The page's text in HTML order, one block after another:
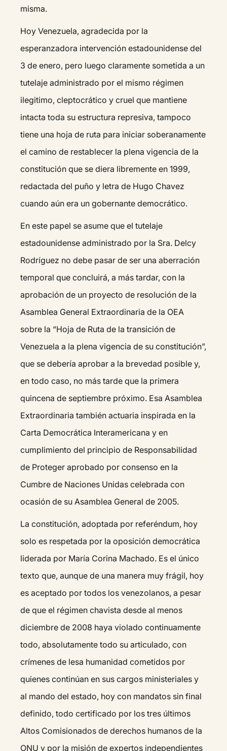
misma.
Hoy Venezuela, agradecida por la
esperanzadora intervención estadounidense del
3 de enero, pero luego claramente sometida a un
tutelaje administrado por el mismo régimen
ilegitimo, cleptocrático y cruel que mantiene
intacta toda su estructura represiva, tampoco
tiene una hoja de ruta para iniciar soberanamente
el camino de restablecer la plena vigencia de la
constitución que se diera libremente en 1999,
redactada del puño y letra de Hugo Chavez
cuando aún era un gobernante democrático.
En este papel se asume que el tutelaje
estadounidense administrado por la Sra. Delcy
Rodríguez no debe pasar de ser una aberración
temporal que concluirá, a más tardar, con la
aprobación de un proyecto de resolución de la
Asamblea General Extraordinaria de la OEA
sobre la “Hoja de Ruta de la transición de
Venezuela a la plena vigencia de su constitución”,
que se debería aprobar a la brevedad posible y,
en todo caso, no más tarde que la primera
quincena de septiembre próximo. Esa Asamblea
Extraordinaria también actuaria inspirada en la
Carta Democrática Interamericana y en
cumplimiento del principio de Responsabilidad
de Proteger aprobado por consenso en la
Cumbre de Naciones Unidas celebrada con
ocasión de su Asamblea General de 2005.
La constitución, adoptada por referéndum, hoy
solo es respetada por la oposición democrática
liderada por María Corina Machado. Es el único
texto que, aunque de una manera muy frágil, hoy
es aceptado por todos los venezolanos, a pesar
de que el régimen chavista desde al menos
diciembre de 2008 haya violado continuamente
todo, absolutamente todo su articulado, con
crímenes de lesa humanidad cometidos por
quienes continúan en sus cargos ministeriales y
al mando del estado, hoy con mandatos sin final
definido, todo certificado por los tres últimos
Altos Comisionados de derechos humanos de la
ONU y por la misión de expertos independientes